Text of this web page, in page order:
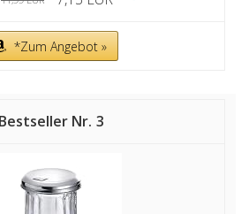
*Zum Angebot »
3